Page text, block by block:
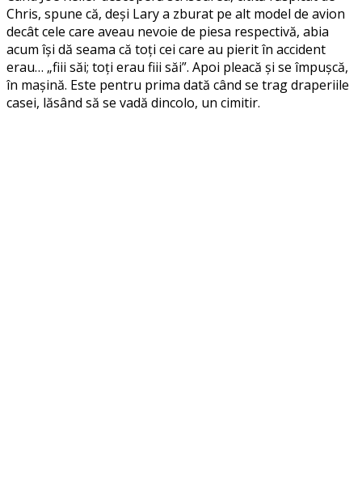
Chris, spune că, deși Lary a zburat pe alt model de avion
decât cele care aveau nevoie de piesa respectivă, abia
acum își dă seama că toți cei care au pierit în accident
erau… „fiii săi; toți erau fiii săi”. Apoi pleacă și se împușcă,
în mașină. Este pentru prima dată când se trag draperiile
casei, lăsând să se vadă dincolo, un cimitir.